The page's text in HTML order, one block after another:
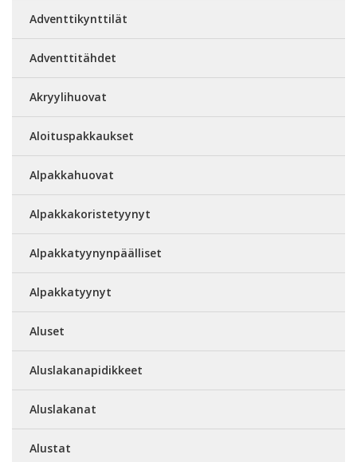
Adventtikynttilät
Adventtitähdet
Akryylihuovat
Aloituspakkaukset
Alpakkahuovat
Alpakkakoristetyynyt
Alpakkatyynynpäälliset
Alpakkatyynyt
Aluset
Aluslakanapidikkeet
Aluslakanat
Alustat